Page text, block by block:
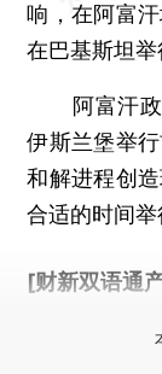
响，在阿富
在巴基斯坦举
阿富汗政
伊斯兰堡举
和解进程创
合适的时间举
[财新双语通